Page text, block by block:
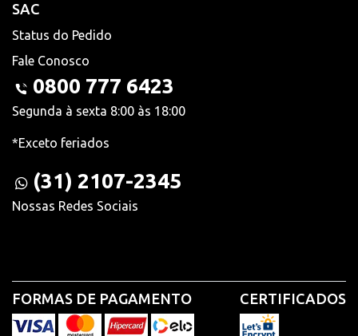
SAC
Status do Pedido
Fale Conosco
0800 777 6423
Segunda à sexta 8:00 às 18:00
*Exceto feriados
(31) 2107-2345
Nossas Redes Sociais
FORMAS DE PAGAMENTO CERTIFICADOS